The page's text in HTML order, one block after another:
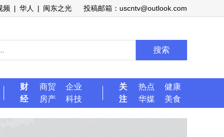
频 | 华人 | 闽东之光 投稿邮箱：uscntv@outlook.com
搜索
财
经
商贸
企业
房产
科技
关
注
热点
健康
华媒
美食